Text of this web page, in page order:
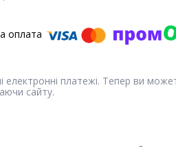
електронні платежі. Тепер ви
сайту.